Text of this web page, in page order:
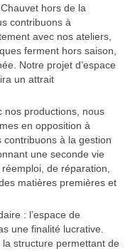
hors de la
contribuons à
avec nos ateliers,
ferment hors saison,
Notre projet d’espace
un attrait
nos productions, nous
en opposition à
contribuons à la gestion
une seconde vie
de réparation,
matières premières et
: l’espace de
une finalité lucrative.
structure permettant de